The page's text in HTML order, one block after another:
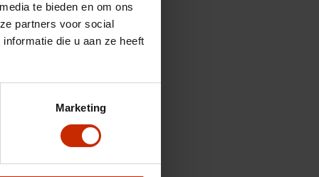
te bieden en om ons
partners voor social
die u aan ze heeft
Marketing